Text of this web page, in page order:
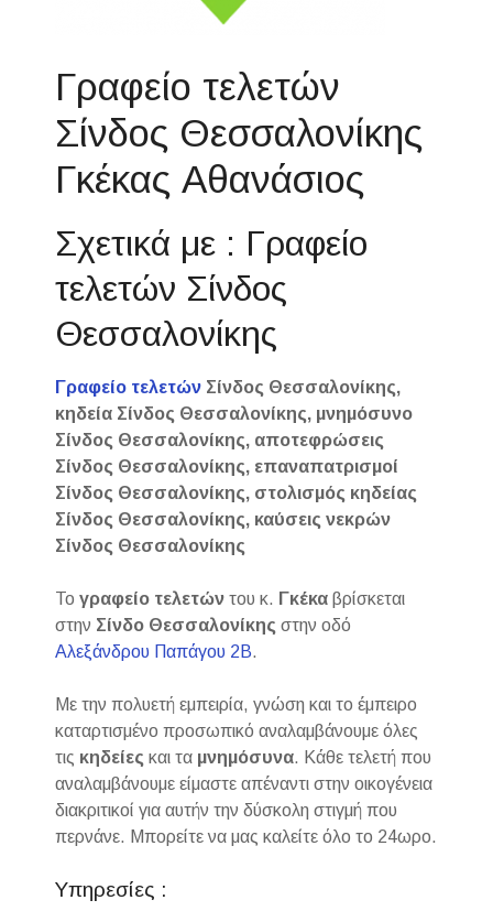
Γραφείο τελετών
Σίνδος Θεσσαλονίκης
Γκέκας Αθανάσιος
Σχετικά με : Γραφείο
τελετών Σίνδος
Θεσσαλονίκης
Γραφείο τελετών Σίνδος Θεσσαλονίκης,
κηδεία Σίνδος Θεσσαλονίκης, μνημόσυνο
Σίνδος Θεσσαλονίκης, αποτεφρώσεις
Σίνδος Θεσσαλονίκης, επαναπατρισμοί
Σίνδος Θεσσαλονίκης, στολισμός κηδείας
Σίνδος Θεσσαλονίκης, καύσεις νεκρών
Σίνδος Θεσσαλονίκης
Τογραφείο τελετών του κ. Γκέκα βρίσκεται
στην Σίνδο Θεσσαλονίκης στην οδό
Αλεξάνδρου Παπάγου 2Β.
Με την πολυετή εμπειρία, γνώση και το έμπειρο
καταρτισμένο προσωπικό αναλαμβάνουμε όλες
τις κηδείες και τα μνημόσυνα. Κάθε τελετή που
αναλαμβάνουμε είμαστε απέναντι στην οικογένεια
διακριτικοί για αυτήν την δύσκολη στιγμή που
περνάνε. Μπορείτε να μας καλείτε όλο το 24ωρο.
Υπηρεσίες :